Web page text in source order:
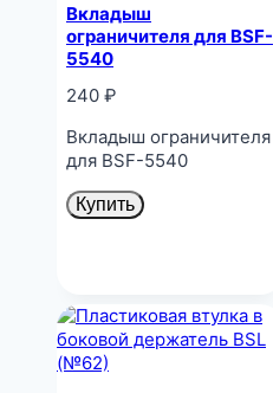
Вкладыш
ограничителя для BSF-
5540
240 ₽
Вкладыш ограничителя
для BSF-5540
Купить